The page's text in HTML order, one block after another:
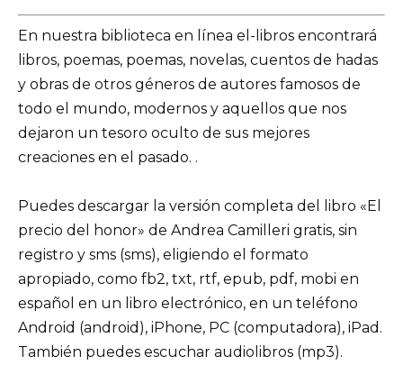
En nuestra biblioteca en línea el-libros encontrará
libros, poemas, poemas, novelas, cuentos de hadas
y obras de otros géneros de autores famosos de
todo el mundo, modernos y aquellos que nos
dejaron un tesoro oculto de sus mejores
creaciones en el pasado. .
Puedes descargar la versión completa del libro «El
precio del honor» de Andrea Camilleri gratis, sin
registro y sms (sms), eligiendo el formato
apropiado, como fb2, txt, rtf, epub, pdf, mobi en
español en un libro electrónico, en un teléfono
Android (android), iPhone, PC (computadora), iPad.
También puedes escuchar audiolibros (mp3).